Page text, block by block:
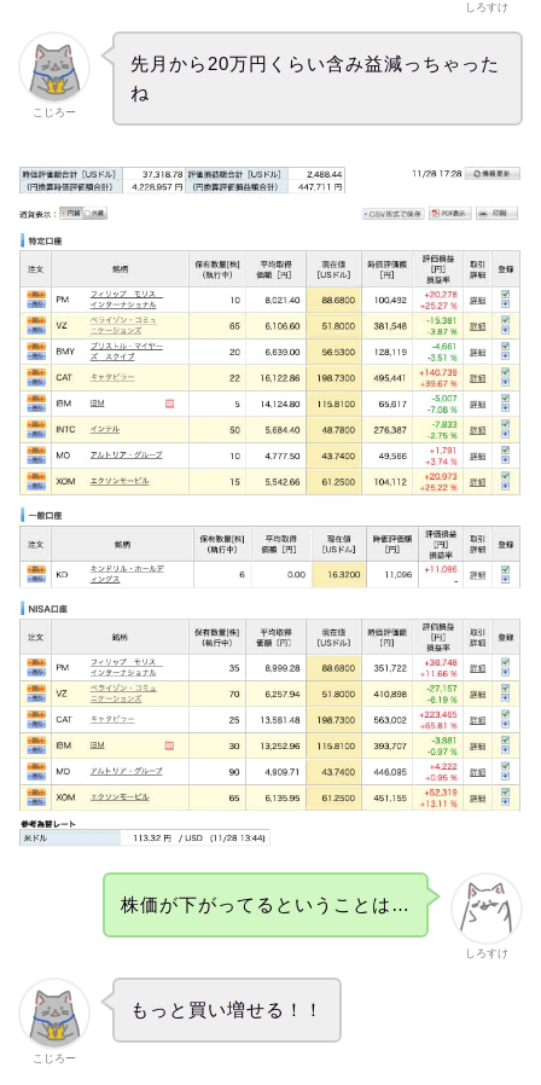
しろすけ
こじろー
先月から20万円くらい含み益減っちゃった
ね
しろすけ
株価が下がってるということは…
こじろー
もっと買い増せる！！